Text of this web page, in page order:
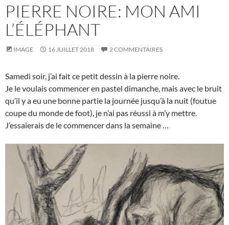
PIERRE NOIRE: MON AMI
L’ÉLÉPHANT
IMAGE 16 JUILLET 2018 2 COMMENTAIRES
Samedi soir, j’ai fait ce petit dessin à la pierre noire.
Je le voulais commencer en pastel dimanche, mais avec le bruit
qu’il y a eu une bonne partie la journée jusqu’à la nuit (foutue
coupe du monde de foot), je n’ai pas réussi à m’y mettre.
J’essaierais de le commencer dans la semaine …